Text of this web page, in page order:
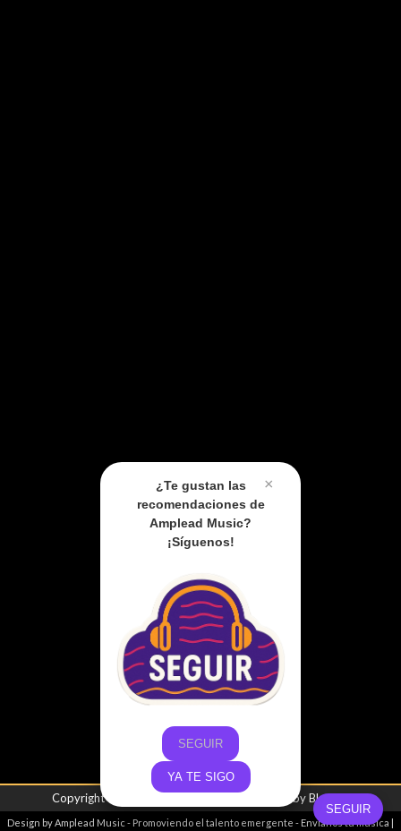
SEGUIR
×
¿Te gustan las
recomendaciones de
Amplead Music?
¡Síguenos!
SEGUIR
YA TE SIGO
Copyright © | Powered byBlogger
Design byAmplead Music - Promoviendo el talento emergente - Envíanos tu música